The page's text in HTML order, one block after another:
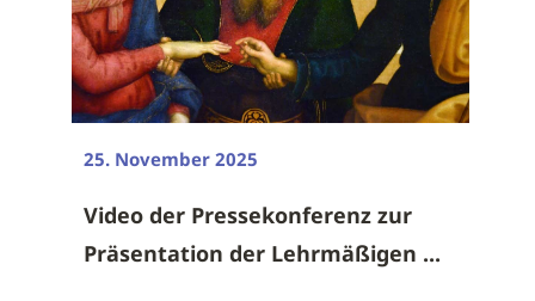
25. November 2025
Video der Pressekonferenz zur
Präsentation der Lehrmäßigen ...